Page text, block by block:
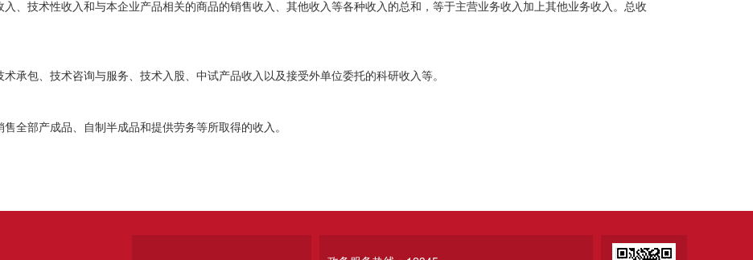
技术性收入和与本企业产品相关的商品的销售收入、其他收入等各种收入的总和，等于主营业务收入加上其他业务收入。总收
承包、技术咨询与服务、技术入股、中试产品收入以及接受外单位委托的科研收入等。
全部产成品、自制半成品和提供劳务等所取得的收入。